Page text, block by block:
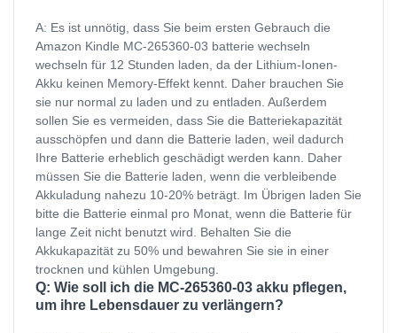
A: Es ist unnötig, dass Sie beim ersten Gebrauch die
Amazon Kindle MC-265360-03 batterie wechseln
wechseln für 12 Stunden laden, da der Lithium-Ionen-
Akku keinen Memory-Effekt kennt. Daher brauchen Sie
sie nur normal zu laden und zu entladen. Außerdem
sollen Sie es vermeiden, dass Sie die Batteriekapazität
ausschöpfen und dann die Batterie laden, weil dadurch
Ihre Batterie erheblich geschädigt werden kann. Daher
müssen Sie die Batterie laden, wenn die verbleibende
Akkuladung nahezu 10-20% beträgt. Im Übrigen laden Sie
bitte die Batterie einmal pro Monat, wenn die Batterie für
lange Zeit nicht benutzt wird. Behalten Sie die
Akkukapazität zu 50% und bewahren Sie sie in einer
trocknen und kühlen Umgebung.
Q: Wie soll ich die MC-265360-03 akku pflegen,
um ihre Lebensdauer zu verlängern?